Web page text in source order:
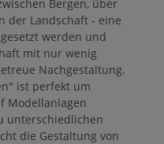
Bergen, über
der Landschaft - eine
werden und
mit nur wenig
Nachgestaltung.
ist perfekt um
Modellanlagen
unterschiedlichen
die Gestaltung von